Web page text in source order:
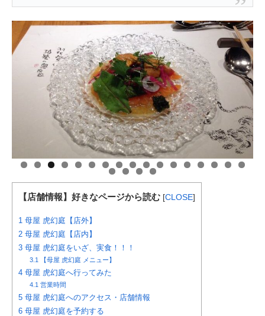
【店舗情報】好きなページから読む [CLOSE]
1 母屋 虎幻庭【店外】
2 母屋 虎幻庭【店内】
3 母屋 虎幻庭をいざ、実食！！！
3.1 【母屋 虎幻庭 メニュー】
4 母屋 虎幻庭へ行ってみた
4.1 営業時間
5 母屋 虎幻庭へのアクセス・店舗情報
6 母屋 虎幻庭を予約する